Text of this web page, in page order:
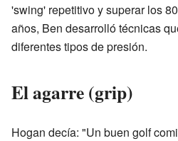
'swing' repetitivo y superar los
años, Ben desarrolló técnicas
diferentes tipos de presión.
El agarre (grip)
Hogan decía: "Un buen golf